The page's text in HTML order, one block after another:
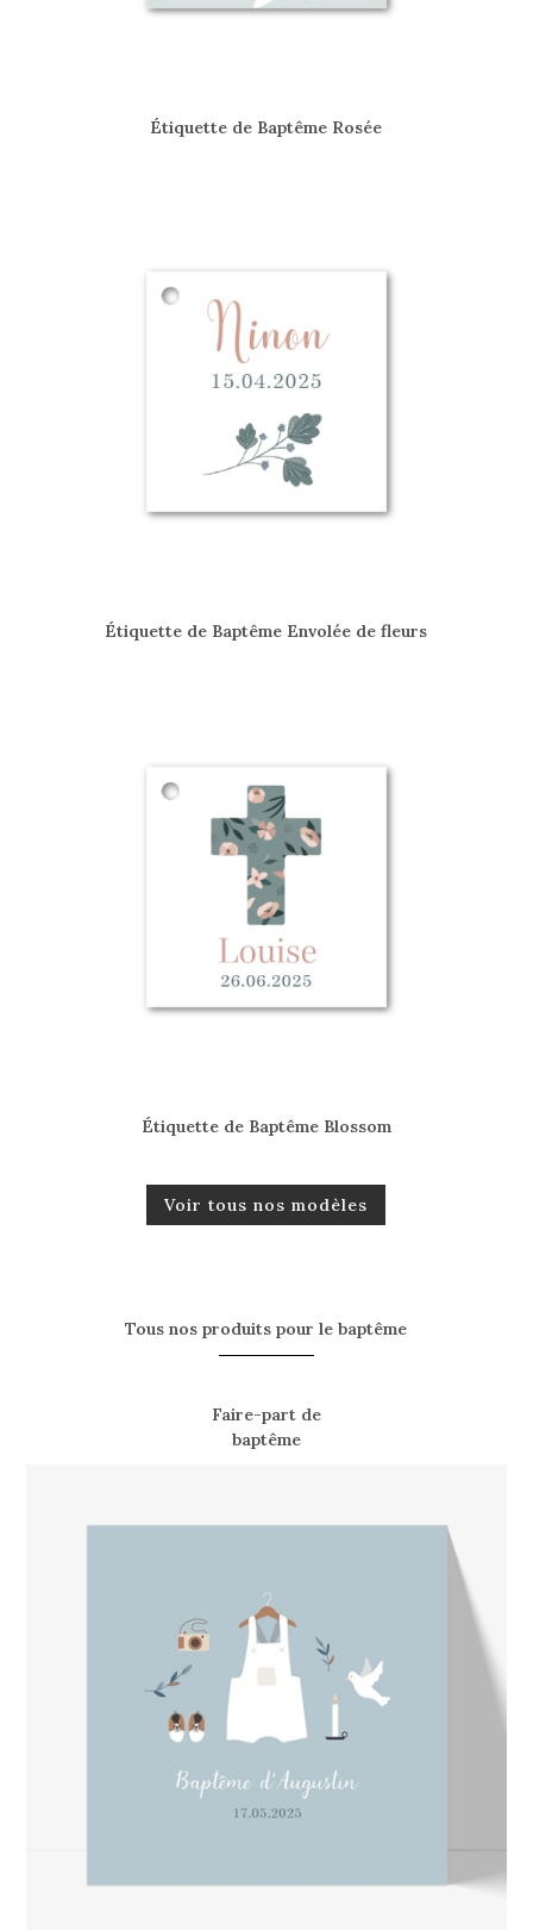
Étiquette de Baptême Rosée
Étiquette de Baptême Envolée de fleurs
Étiquette de Baptême Blossom
Voir tous nos modèles
Tous nos produits pour le baptême
Faire-part de
baptême